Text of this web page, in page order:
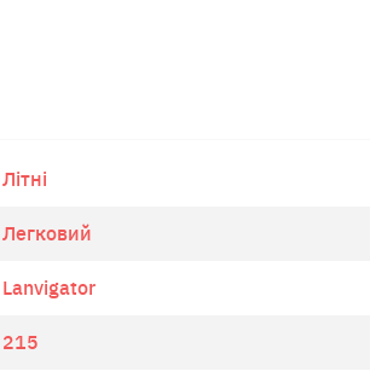
Літні
Легковий
Lanvigator
215